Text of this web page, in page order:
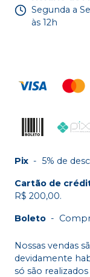
Segunda a
às 12h
Pix - 5% de
Cartão de
R$ 200,00.
Boleto -
Nossas vendas
devidamente
só são